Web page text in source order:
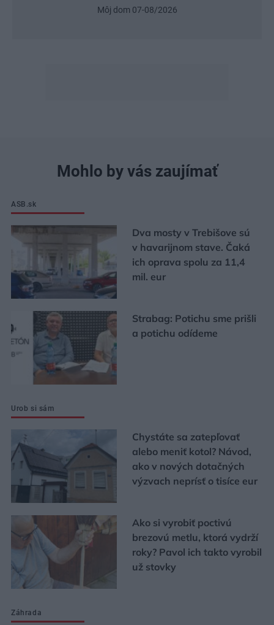
Urob si sám 6/2026
Mohlo by vás zaujímať
ASB.sk
Dva mosty v Trebišove sú
v havarijnom stave. Čaká
ich oprava spolu za 11,4
mil. eur
Strabag: Potichu sme prišli
a potichu odídeme
Urob si sám
Chystáte sa zatepľovať
alebo meniť kotol? Návod,
ako v nových dotačných
výzvach neprísť o tisíce eur
Ako si vyrobiť poctivú
brezovú metlu, ktorá vydrží
roky? Pavol ich takto vyrobil
už stovky
Záhrada